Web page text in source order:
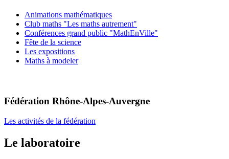
Animations mathématiques
Club maths "Les maths autrement"
Conférences grand public "MathEnVille"
Fête de la science
Les expositions
Maths à modeler
Fédération Rhône-Alpes-Auvergne
Les activités de la fédération
Le laboratoire